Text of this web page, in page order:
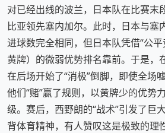
对已经出线的波兰，日本队在比赛末
比亚领先塞内加尔。此时，日本与塞
进球数完全相同，但日本队凭借“公
黄牌）的微弱优势排名靠前。于是，
在后场开始了“消极”倒脚，即使全场
他们“赌”赢了规则，以黄牌少的优势
级。赛后，西野朗的“战术”引发了巨
背体育精神，有人赞叹这是极致的理